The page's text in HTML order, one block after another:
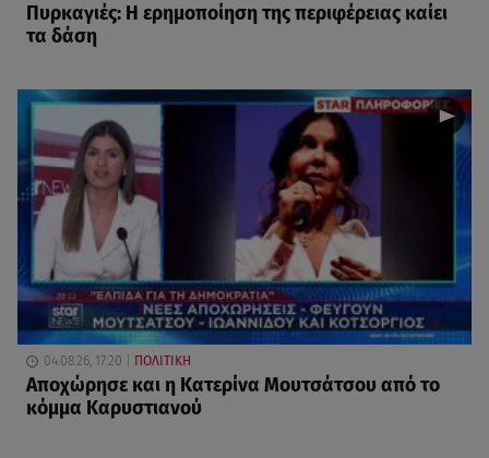
Πυρκαγιές: Η ερημοποίηση της περιφέρειας καίει
τα δάση
04.08.26, 17:20 ΠΟΛΙΤΙΚΗ
Αποχώρησε και η Κατερίνα Μουτσάτσου από το
κόμμα Καρυστιανού